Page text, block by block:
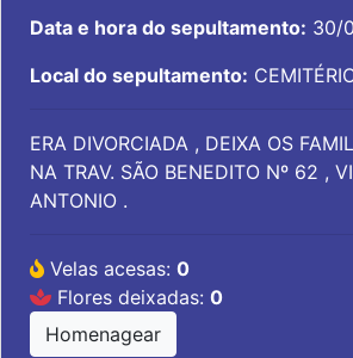
Data e hora do sepultamento: 30/
Local do sepultamento:
ERA DIVORCIADA , DEIXA OS
NA TRAV. SÃO BENEDITO Nº 62 ,
ANTONIO .
Velas acesas: 0
Flores deixadas: 0
Homenagear